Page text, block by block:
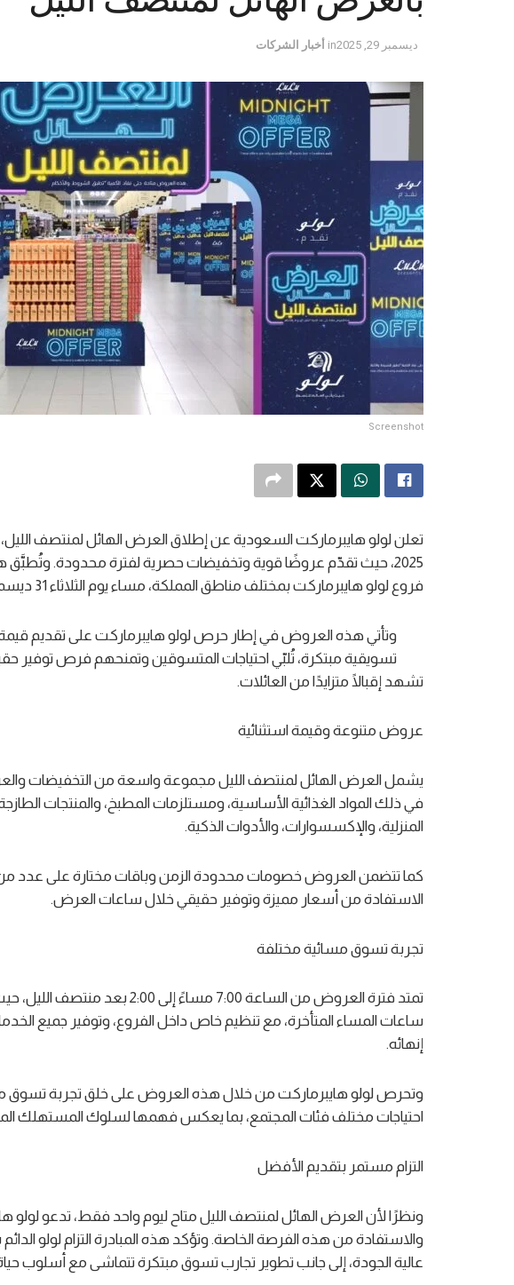
ديسمبر 29, 2025 in أخبار الشركات
Screenshot
تعلن لولو هايبرماركت السعودية عن إطلاق العرض الهائل لمنتصف
2025، حيث تقدّم عروضًا قوية وتخفيضات حصرية لفترة محدودة.
فروع لولو هايبرماركت بمختلف مناطق المملكة، مساء يوم الثلاثاء 31 ديسمبر 2025.
وتأتي هذه العروض في إطار حرص لولو هايبرماركت على تقديم قيمة
تسويقية مبتكرة، تُلبّي احتياجات المتسوقين وتمنحهم فرص توفير
تشهد إقبالًا متزايدًا من العائلات.
عروض متنوعة وقيمة استثنائية
يشمل العرض الهائل لمنتصف الليل مجموعة واسعة من التخفيضات
في ذلك المواد الغذائية الأساسية، ومستلزمات المطبخ، والمنتجات الطازجة،
المنزلية، والإكسسوارات، والأدوات الذكية.
كما تتضمن العروض خصومات محدودة الزمن وباقات مختارة على عدد من
الاستفادة من أسعار مميزة وتوفير حقيقي خلال ساعات العرض.
تجربة تسوق مسائية مختلفة
تمتد فترة العروض من الساعة 7:00
ساعات المساء المتأخرة، مع تنظيم خاص داخل الفروع، وتوفير جميع
إنهائه.
وتحرص لولو هايبرماركت من خلال هذه العروض على خلق تجربة تسوق
احتياجات مختلف فئات المجتمع، بما يعكس فهمها لسلوك المستهلك
التزام مستمر بتقديم الأفضل
ونظرًا لأن العرض الهائل لمنتصف الليل متاح ليوم واحد فقط، تدعو لولو
والاستفادة من هذه الفرصة الخاصة. وتؤكد هذه المبادرة التزام لولو
عالية الجودة، إلى جانب تطوير تجارب تسوق مبتكرة تتماشى مع أسلوب حياة